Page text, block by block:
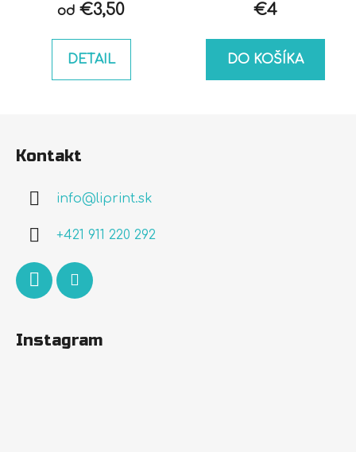
od €3,50
DETAIL
€4
DO KOŠÍKA
Kontakt
info@liprint.sk
+421 911 220 292
Instagram